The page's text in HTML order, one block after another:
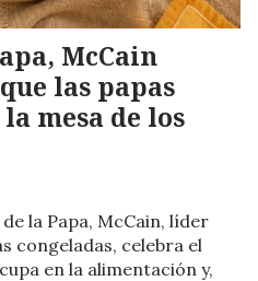
McCain
las papas
mesa de los
la Papa, McCain, líder
congeladas, celebra el
en la alimentación y,